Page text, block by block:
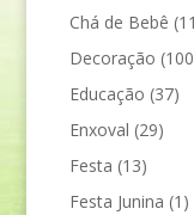
Chá de Bebê
Decoração
Educação (37)
Enxoval (29)
Festa (13)
Festa Junina (1)